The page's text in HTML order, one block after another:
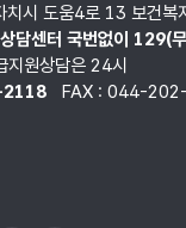
시 도움4로 13 보건복
담센터 국번없이 129(
원상담은 24시
FAX : 044-